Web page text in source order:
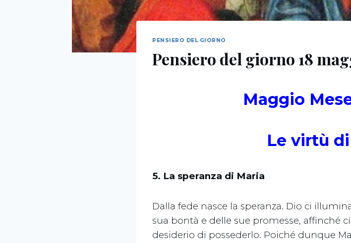
PENSIERO DEL GIORNO
Pensiero del giorno 18
Maggio
Le virtù
5. La speranza di Maria
Dalla fede nasce la speranza. Dio ci
sua bontà e delle sue promesse, affinché
desiderio di possederlo. Poiché dunque